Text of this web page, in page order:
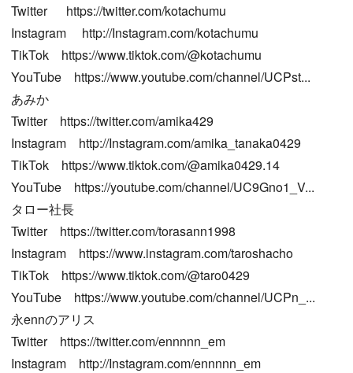
Twitter https://twitter.com/kotachumu
Instagram http://Instagram.com/kotachumu
TikTok https://www.tiktok.com/@kotachumu
YouTube https://www.youtube.com/channel/UCPst...
あみか
Twitter https://twitter.com/amika429
Instagram http://Instagram.com/amika_tanaka0429
TikTok https://www.tiktok.com/@amika0429.14
YouTube https://youtube.com/channel/UC9Gno1_V...
タロー社長
Twitter https://twitter.com/torasann1998
Instagram https://www.instagram.com/taroshacho
TikTok https://www.tiktok.com/@taro0429
YouTube https://www.youtube.com/channel/UCPn_...
永ennのアリス
Twitter https://twitter.com/ennnnn_em
Instagram http://Instagram.com/ennnnn_em